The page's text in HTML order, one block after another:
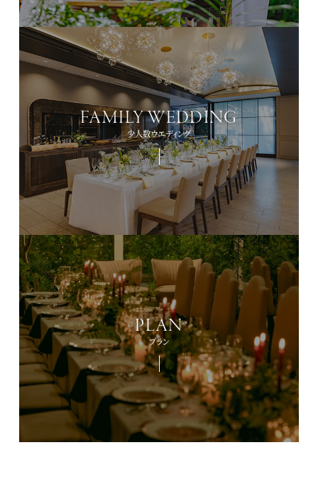
FAMILY WEDDING
少人数ウエディング
PLAN
プラン